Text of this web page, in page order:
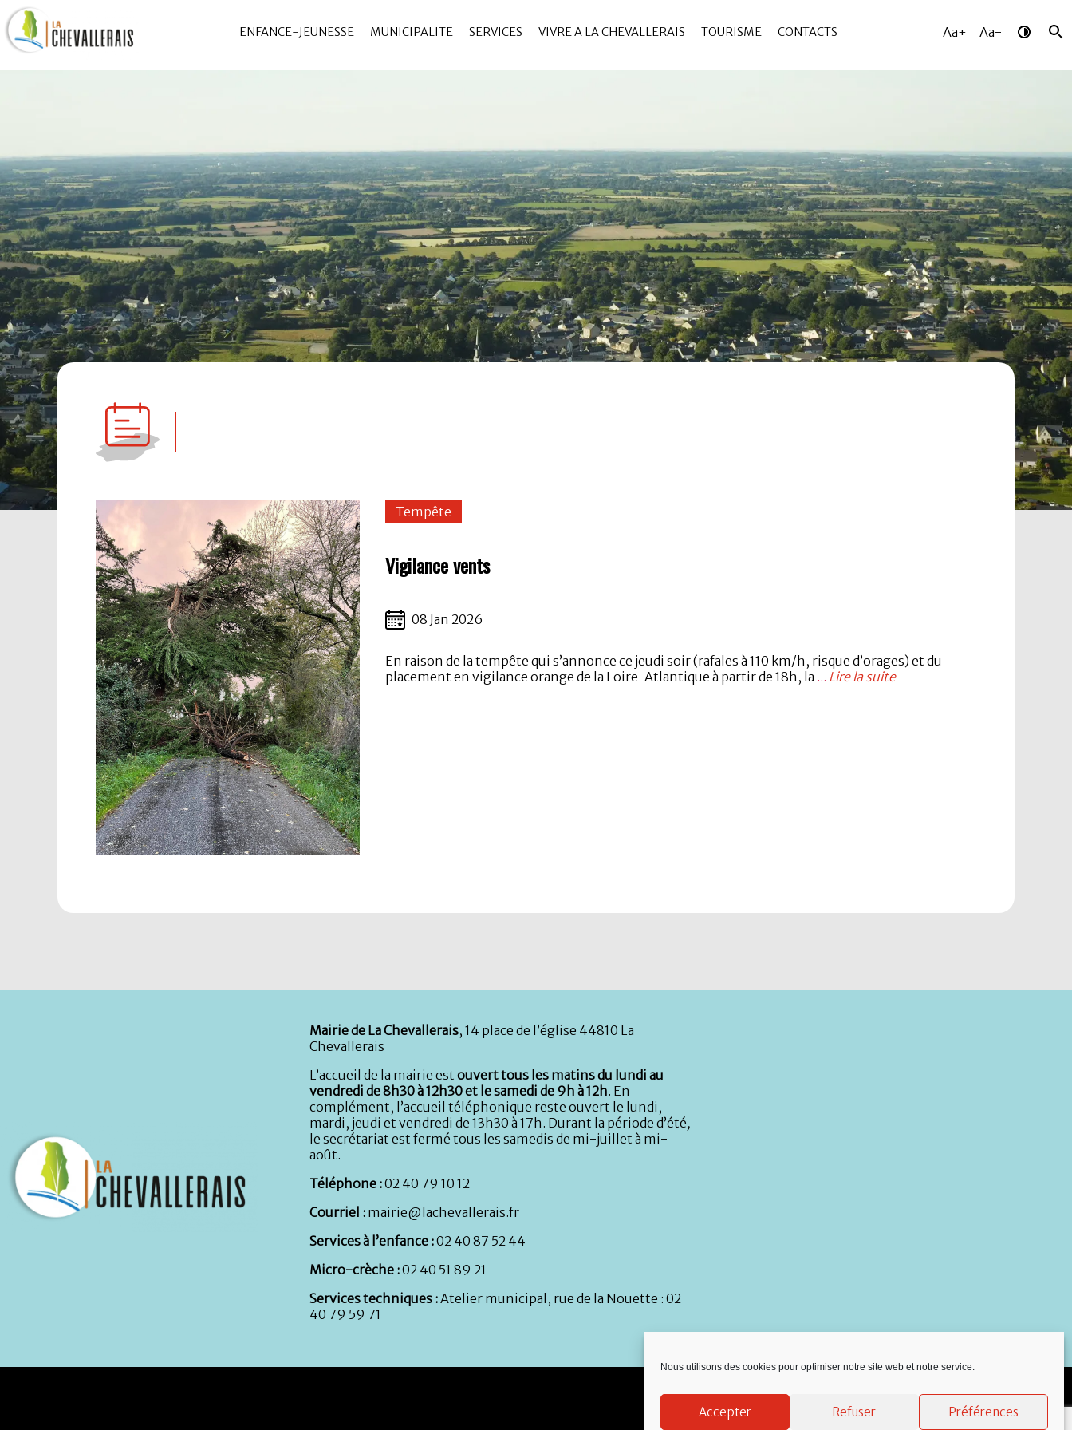
Nous utilisons des cookies pour optimiser notre site web et notre service.
Accepter Refuser Préférences
ENFANCE-JEUNESSE MUNICIPALITE SERVICES VIVRE A LA CHEVALLERAIS TOURISME CONTACTS Aa+ Aa-
Tempête
Vigilance vents
08 Jan 2026
En raison de la tempête qui s’annonce ce jeudi soir (rafales à 110 km/h, risque d’orages) et du
placement en vigilance orange de la Loire-Atlantique à partir de 18h, la ... Lire la suite
Mairie de La Chevallerais, 14 place de l’église 44810 La
Chevallerais
L’accueil de la mairie est ouvert tous les matins du lundi au
vendredi de 8h30 à 12h30 et le samedi de 9h à 12h. En
complément, l’accueil téléphonique reste ouvert le lundi,
mardi, jeudi et vendredi de 13h30 à 17h. Durant la période d’été,
le secrétariat est fermé tous les samedis de mi-juillet à mi-
août.
Téléphone :02 40 79 10 12
Courriel : mairie@lachevallerais.fr
Services à l’enfance :02 40 87 52 44
Micro-crèche :02 40 51 89 21
Services techniques :Atelier municipal, rue de la Nouette : 02
40 79 59 71